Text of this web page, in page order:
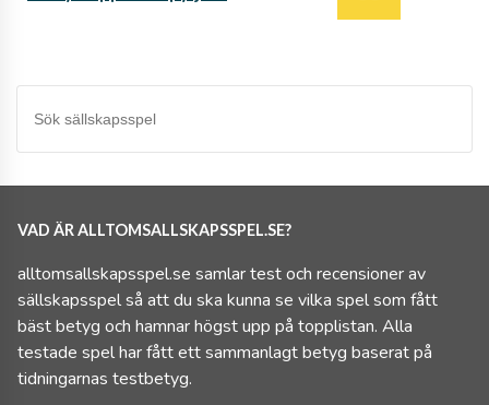
VAD ÄR ALLTOMSALLSKAPSSPEL.SE?
alltomsallskapsspel.se samlar test och recensioner av
sällskapsspel så att du ska kunna se vilka spel som fått
bäst betyg och hamnar högst upp på topplistan. Alla
testade spel har fått ett sammanlagt betyg baserat på
tidningarnas testbetyg.